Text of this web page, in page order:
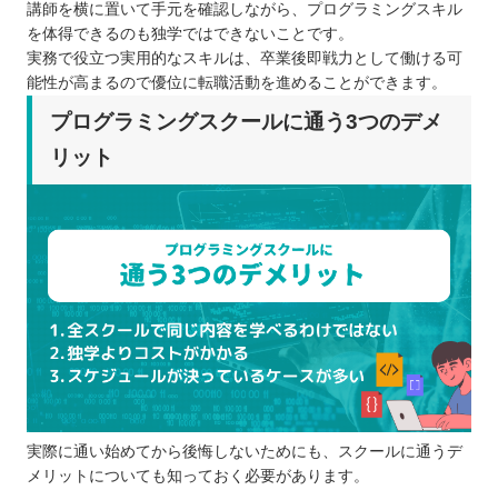
講師を横に置いて手元を確認しながら、プログラミングスキル
を体得できるのも独学ではできないことです。
実務で役立つ実用的なスキルは、卒業後即戦力として働ける可
能性が高まるので優位に転職活動を進めることができます。
プログラミングスクールに通う3つのデメ
リット
実際に通い始めてから後悔しないためにも、スクールに通うデ
メリットについても知っておく必要があります。